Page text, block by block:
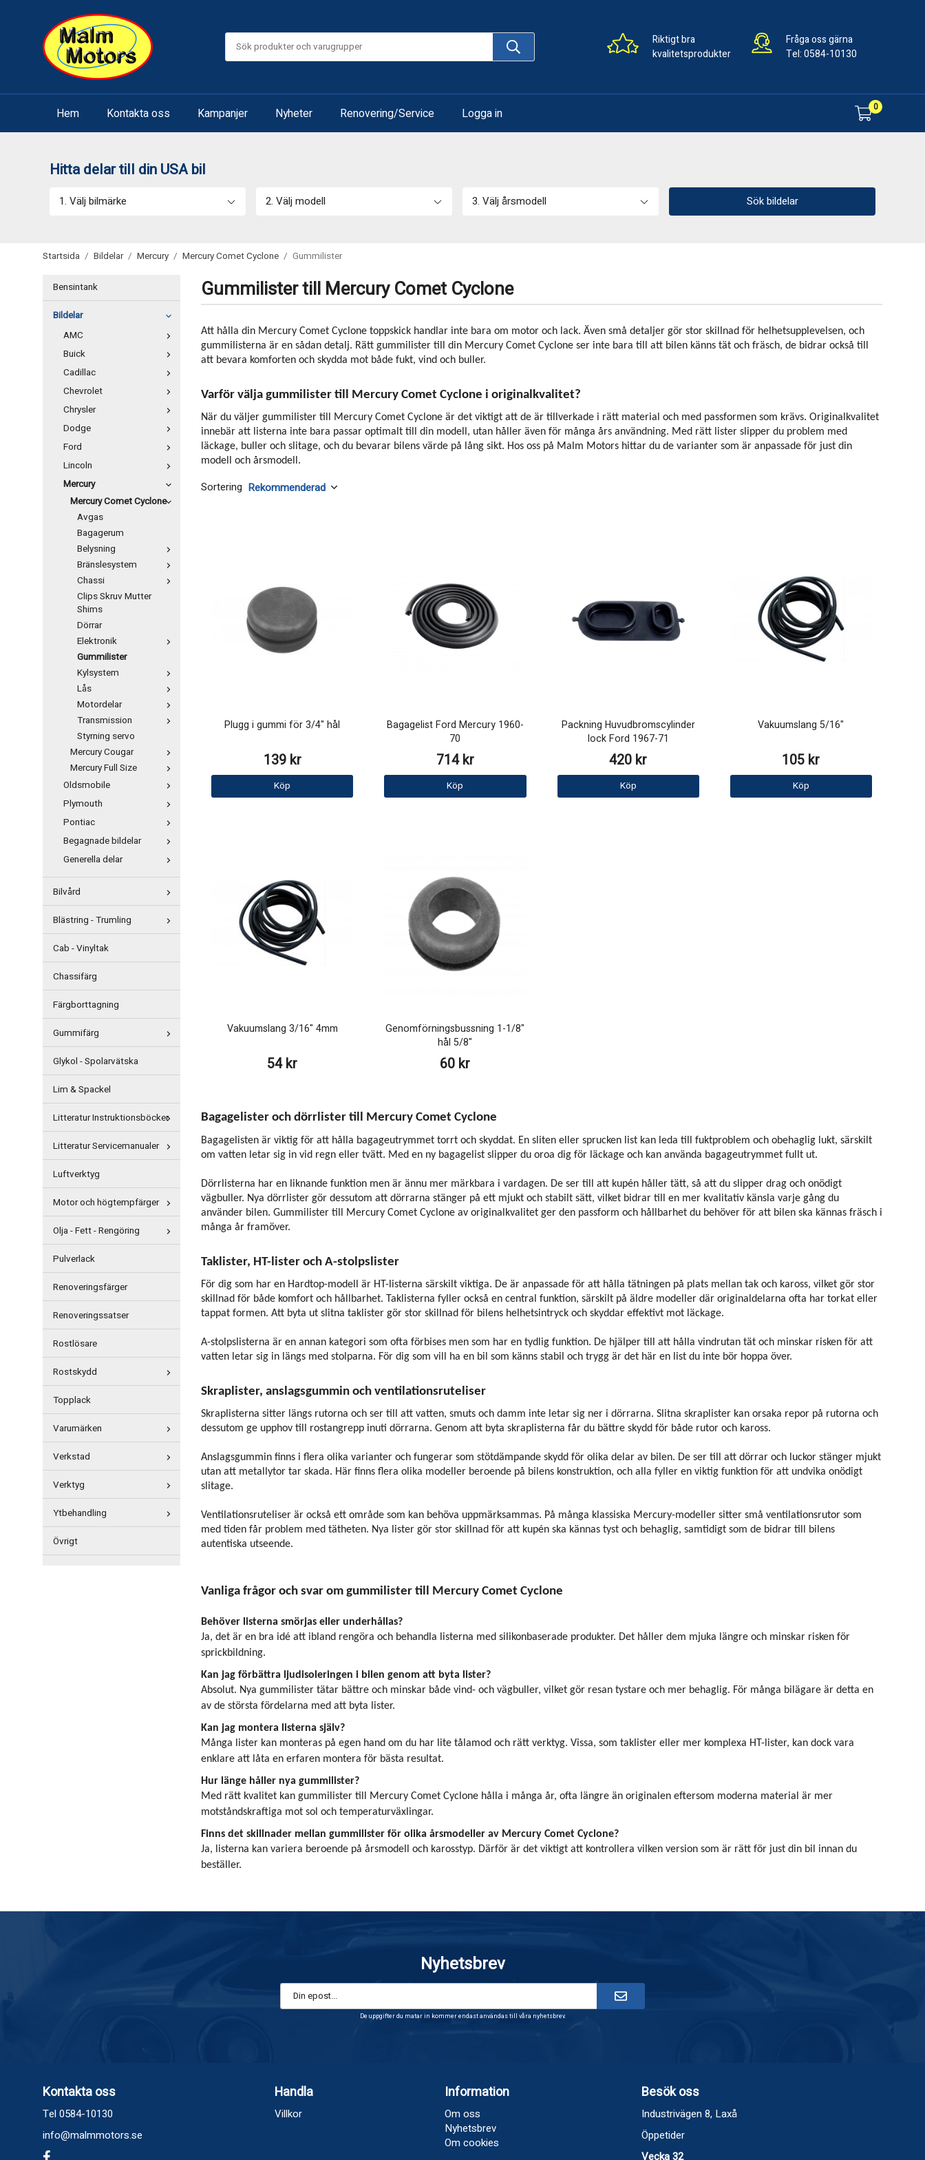
Riktigt bra
kvalitetsprodukter
Fråga oss gärna
Tel:0584-10130
Hem Kontakta oss Kampanjer Nyheter Renovering/Service Logga in 0
Hitta delar till din USA bil
1. Välj bilmärke 2. Välj modell 3. Välj årsmodell Sök bildelar
Startsida / Bildelar / Mercury / Mercury Comet Cyclone / Gummilister
Bensintank
Bildelar
AMC
Buick
Cadillac
Chevrolet
Chrysler
Dodge
Ford
Lincoln
Mercury
Mercury Comet Cyclone
Avgas
Bagagerum
Belysning
Bränslesystem
Chassi
Clips Skruv Mutter
Shims
Dörrar
Elektronik
Gummilister
Kylsystem
Lås
Motordelar
Transmission
Styrning servo
Mercury Cougar
Mercury Full Size
Oldsmobile
Plymouth
Pontiac
Begagnade bildelar
Generella delar
Bilvård
Blästring - Trumling
Cab - Vinyltak
Chassifärg
Färgborttagning
Gummifärg
Glykol - Spolarvätska
Lim & Spackel
Litteratur Instruktionsböcker
Litteratur Servicemanualer
Luftverktyg
Motor och högtempfärger
Olja - Fett - Rengöring
Pulverlack
Renoveringsfärger
Renoveringssatser
Rostlösare
Rostskydd
Topplack
Varumärken
Verkstad
Verktyg
Ytbehandling
Övrigt
Gummilister till Mercury Comet Cyclone
Att hålla din Mercury Comet Cyclone toppskick handlar inte bara om motor och lack. Även små detaljer gör stor skillnad för helhetsupplevelsen, och
gummilisterna är en sådan detalj. Rätt gummilister till din Mercury Comet Cyclone ser inte bara till att bilen känns tät och fräsch, de bidrar också till
att bevara komforten och skydda mot både fukt, vind och buller.
Varför välja gummilister till Mercury Comet Cyclone i originalkvalitet?
När du väljer gummilister till Mercury Comet Cyclone är det viktigt att de är tillverkade i rätt material och med passformen som krävs. Originalkvalitet
innebär att listerna inte bara passar optimalt till din modell, utan håller även för många års användning. Med rätt lister slipper du problem med
läckage, buller och slitage, och du bevarar bilens värde på lång sikt. Hos oss på Malm Motors hittar du de varianter som är anpassade för just din
modell och årsmodell.
Sortering
Plugg i gummi för 3/4" hål
139 kr
Köp
Bagagelist Ford Mercury 1960-
70
714 kr
Köp
Packning Huvudbromscylinder
lock Ford 1967-71
420 kr
Köp
Vakuumslang 5/16"
105 kr
Köp
Vakuumslang 3/16" 4mm
54 kr
Genomförningsbussning 1-1/8"
hål 5/8"
60 kr
Bagagelister och dörrlister till Mercury Comet Cyclone
Bagagelisten är viktig för att hålla bagageutrymmet torrt och skyddat. En sliten eller sprucken list kan leda till fuktproblem och obehaglig lukt, särskilt
om vatten letar sig in vid regn eller tvätt. Med en ny bagagelist slipper du oroa dig för läckage och kan använda bagageutrymmet fullt ut.
Dörrlisterna har en liknande funktion men är ännu mer märkbara i vardagen. De ser till att kupén håller tätt, så att du slipper drag och onödigt
vägbuller. Nya dörrlister gör dessutom att dörrarna stänger på ett mjukt och stabilt sätt, vilket bidrar till en mer kvalitativ känsla varje gång du
använder bilen. Gummilister till Mercury Comet Cyclone av originalkvalitet ger den passform och hållbarhet du behöver för att bilen ska kännas fräsch i
många år framöver.
Taklister, HT-lister och A-stolpslister
För dig som har en Hardtop-modell är HT-listerna särskilt viktiga. De är anpassade för att hålla tätningen på plats mellan tak och kaross, vilket gör stor
skillnad för både komfort och hållbarhet. Taklisterna fyller också en central funktion, särskilt på äldre modeller där originaldelarna ofta har torkat eller
tappat formen. Att byta ut slitna taklister gör stor skillnad för bilens helhetsintryck och skyddar effektivt mot läckage.
A-stolpslisterna är en annan kategori som ofta förbises men som har en tydlig funktion. De hjälper till att hålla vindrutan tät och minskar risken för att
vatten letar sig in längs med stolparna. För dig som vill ha en bil som känns stabil och trygg är det här en list du inte bör hoppa över.
Skraplister, anslagsgummin och ventilationsruteliser
Skraplisterna sitter längs rutorna och ser till att vatten, smuts och damm inte letar sig ner i dörrarna. Slitna skraplister kan orsaka repor på rutorna och
dessutom ge upphov till rostangrepp inuti dörrarna. Genom att byta skraplisterna får du bättre skydd för både rutor och kaross.
Anslagsgummin finns i flera olika varianter och fungerar som stötdämpande skydd för olika delar av bilen. De ser till att dörrar och luckor stänger mjukt
utan att metallytor tar skada. Här finns flera olika modeller beroende på bilens konstruktion, och alla fyller en viktig funktion för att undvika onödigt
slitage.
Ventilationsruteliser är också ett område som kan behöva uppmärksammas. På många klassiska Mercury-modeller sitter små ventilationsrutor som
med tiden får problem med tätheten. Nya lister gör stor skillnad för att kupén ska kännas tyst och behaglig, samtidigt som de bidrar till bilens
autentiska utseende.
Vanliga frågor och svar om gummilister till Mercury Comet Cyclone
Behöver listerna smörjas eller underhållas?
Ja, det är en bra idé att ibland rengöra och behandla listerna med silikonbaserade produkter. Det håller dem mjuka längre och minskar risken för
sprickbildning.
Kan jag förbättra ljudisoleringen i bilen genom att byta lister?
Absolut. Nya gummilister tätar bättre och minskar både vind- och vägbuller, vilket gör resan tystare och mer behaglig. För många bilägare är detta en
av de största fördelarna med att byta lister.
Kan jag montera listerna själv?
Många lister kan monteras på egen hand om du har lite tålamod och rätt verktyg. Vissa, som taklister eller mer komplexa HT-lister, kan dock vara
enklare att låta en erfaren montera för bästa resultat.
Hur länge håller nya gummilister?
Med rätt kvalitet kan gummilister till Mercury Comet Cyclone hålla i många år, ofta längre än originalen eftersom moderna material är mer
motståndskraftiga mot sol och temperaturväxlingar.
Finns det skillnader mellan gummilister för olika årsmodeller av Mercury Comet Cyclone?
Ja, listerna kan variera beroende på årsmodell och karosstyp. Därför är det viktigt att kontrollera vilken version som är rätt för just din bil innan du
beställer.
Nyhetsbrev
De uppgifter du matar in kommer endast användas till våra nyhetsbrev.
Kontakta oss
Tel 0584-10130
info@malmmotors.se
Handla
Villkor
Information
Om oss
Nyhetsbrev
Om cookies
Besök oss
Industrivägen 8, Laxå
Öppetider
Vecka 32